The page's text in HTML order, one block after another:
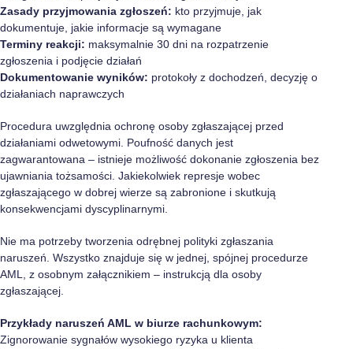
Zasady przyjmowania zgłoszeń: kto przyjmuje, jak
dokumentuje, jakie informacje są wymagane
Terminy reakcji: maksymalnie 30 dni na rozpatrzenie
zgłoszenia i podjęcie działań
Dokumentowanie wyników: protokoły z dochodzeń, decyzję o
działaniach naprawczych
Procedura uwzględnia ochronę osoby zgłaszającej przed
działaniami odwetowymi. Poufność danych jest
zagwarantowana – istnieje możliwość dokonanie zgłoszenia bez
ujawniania tożsamości. Jakiekolwiek represje wobec
zgłaszającego w dobrej wierze są zabronione i skutkują
konsekwencjami dyscyplinarnymi.
Nie ma potrzeby tworzenia odrębnej polityki zgłaszania
naruszeń. Wszystko znajduje się w jednej, spójnej procedurze
AML, z osobnym załącznikiem – instrukcją dla osoby
zgłaszającej.
Przykłady naruszeń AML w biurze rachunkowym:
Zignorowanie sygnałów wysokiego ryzyka u klienta